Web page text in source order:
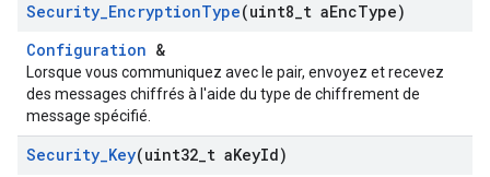
Security_EncryptionType(uint8 t aEncType)
Configuration &
Lorsque vous communiquez avec le pair, envoyez et recevez
des messages chiffrés à l'aide du type de chiffrement de
message spécifié.
Security_Key(uint32 t aKeyId)